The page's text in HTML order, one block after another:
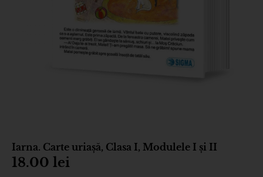
Iarna. Carte uriașă, Clasa I, Modulele I și II
18.00 lei